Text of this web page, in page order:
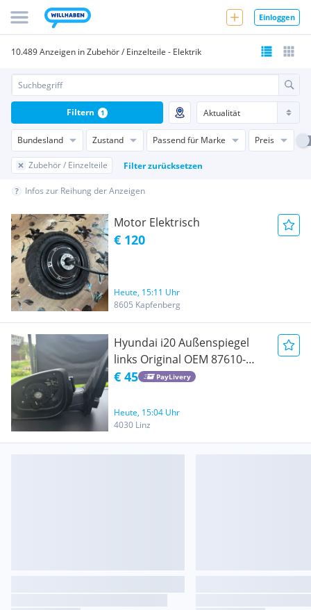
Einloggen
10.489 Anzeigen in Zubehör / Einzelteile - Elektrik
Bundesland Zustand Passend für Marke Preis
Zubehör / Einzelteile Filter zurücksetzen
Filtern 1
Infos zur Reihung der Anzeigen
Motor Elektrisch
€ 120
Heute, 15:11 Uhr
8605 Kapfenberg
Hyundai i20 Außenspiegel
links Original OEM 87610-
1J440
€ 45 PayLivery
Heute, 15:04 Uhr
4030 Linz